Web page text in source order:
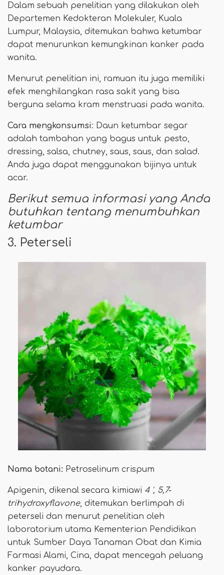
Dalam sebuah penelitian yang dilakukan oleh
Departemen Kedokteran Molekuler, Kuala
Lumpur, Malaysia, ditemukan bahwa ketumbar
dapat menurunkan kemungkinan kanker pada
wanita.
Menurut penelitian ini, ramuan itu juga memiliki
efek menghilangkan rasa sakit yang bisa
berguna selama kram menstruasi pada wanita.
Cara mengkonsumsi: Daun ketumbar segar
adalah tambahan yang bagus untuk pesto,
dressing, salsa, chutney, saus, saus, dan salad.
Anda juga dapat menggunakan bijinya untuk
acar.
Berikut semua informasi yang Anda
butuhkan tentang menumbuhkan
ketumbar
3. Peterseli
Nama botani: Petroselinum crispum
Apigenin, dikenal secara kimiawi 4 ', 5,7-
trihydroxyflavone, ditemukan berlimpah di
peterseli dan menurut penelitian oleh
laboratorium utama Kementerian Pendidikan
untuk Sumber Daya Tanaman Obat dan Kimia
Farmasi Alami, Cina, dapat mencegah peluang
kanker payudara.